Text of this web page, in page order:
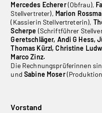
Mercedes Echerer(Obfrau),
Stellvertreter), Marion
(Kassierin Stellvertreterin),
Scherpe (Schriftführer
Geretschläger, Andi G Hess,
Thomas Kürzl, Christine
Marco Zinz.
Die Rechnungsprüferinnen
und Sabine Moser
Vorstand